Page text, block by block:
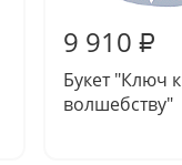
9 910 ₽
Букет "Ключ к
волшебству"